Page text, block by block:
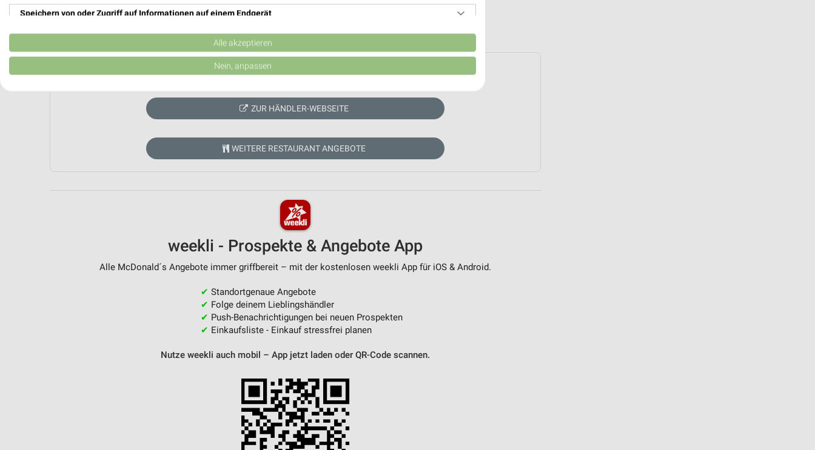
Aktuell keine Prospekte vorhanden.
ZUR HÄNDLER-WEBSEITE
WEITERE RESTAURANT ANGEBOTE
weekli - Prospekte & Angebote App
Alle McDonald´s Angebote immer griffbereit – mit der kostenlosen weekli App für iOS & Android.
✔ Standortgenaue Angebote
✔ Folge deinem Lieblingshändler
✔ Push-Benachrichtigungen bei neuen Prospekten
✔ Einkaufsliste - Einkauf stressfrei planen
Nutze weekli auch mobil – App jetzt laden oder QR-Code scannen.
Speichern von oder Zugriff auf Informationen auf einem Endgerät
Verwendung reduzierter Daten zur Auswahl von Werbeanzeigen
Erstellung von Profilen für personalisierte Werbung
Erstellung von Profilen zur Personalisierung von Inhalten
Verwendung von Profilen zur Auswahl personalisierter Inhalte
Analyse von Zielgruppen durch Statistiken oder Kombinationen von Daten aus verschiedenen
Entwicklung und Verbesserung der Angebote
Verwendung reduzierter Daten zur Auswahl von Inhalten
Geräte anhand von aktiv angeforderten Informationen identifizieren
Alle akzeptieren
Nein, anpassen